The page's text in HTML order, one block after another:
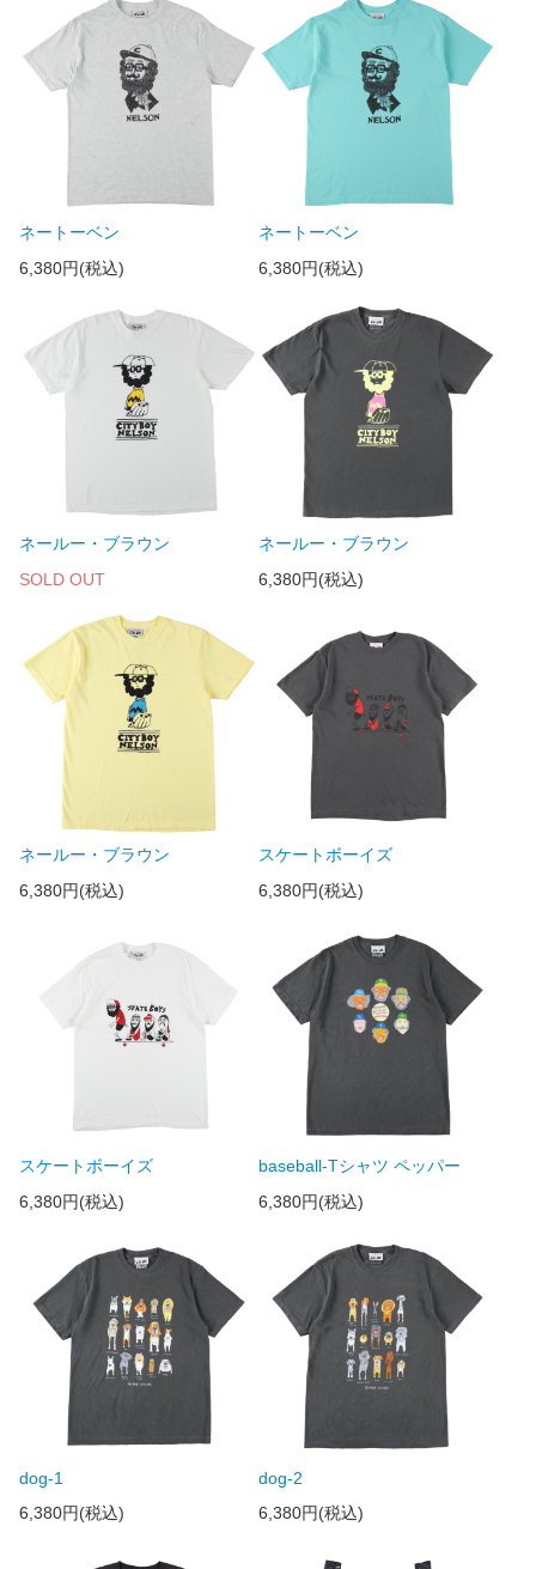
ネートーベン
6,380円(税込)
ネートーベン
6,380円(税込)
ネールー・ブラウン
SOLD OUT
ネールー・ブラウン
6,380円(税込)
ネールー・ブラウン
6,380円(税込)
スケートボーイズ
6,380円(税込)
スケートボーイズ
6,380円(税込)
baseball-Tシャツ ペッパー
6,380円(税込)
dog-1
6,380円(税込)
dog-2
6,380円(税込)